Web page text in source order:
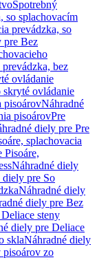
Spotrebný
so splachovacím
prevádzka, so
pre Bez
bez
ovládanie
skryté ovládanie
pisoárovNáhradné
pisoárovPre
diely pre Pre
splachovacia
Pisoáre,
Náhradné diely
diely pre So
Náhradné diely
diely pre Bez
steny
diely pre Deliace
sklaNáhradné diely
pisoárov zo